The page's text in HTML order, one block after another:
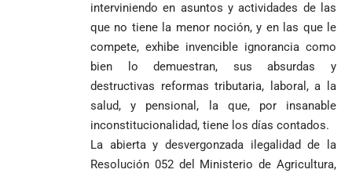
interviniendo en asuntos y actividades de las
que no tiene la menor noción, y en las que le
compete, exhibe invencible ignorancia como
bien lo demuestran, sus absurdas y
destructivas reformas tributaria, laboral, a la
salud, y pensional, la que, por insanable
inconstitucionalidad, tiene los días contados.
La abierta y desvergonzada ilegalidad de la
Resolución 052 del Ministerio de Agricultura,